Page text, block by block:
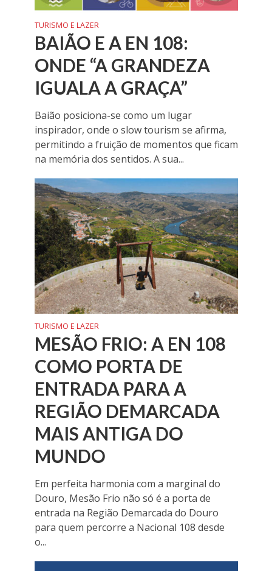
TURISMO E LAZER
BAIÃO E A EN 108:
ONDE “A GRANDEZA
IGUALA A GRAÇA”
Baião posiciona-se como um lugar
inspirador, onde o slow tourism se afirma,
permitindo a fruição de momentos que ficam
na memória dos sentidos. A sua...
TURISMO E LAZER
MESÃO FRIO: A EN 108
COMO PORTA DE
ENTRADA PARA A
REGIÃO DEMARCADA
MAIS ANTIGA DO
MUNDO
Em perfeita harmonia com a marginal do
Douro, Mesão Frio não só é a porta de
entrada na Região Demarcada do Douro
para quem percorre a Nacional 108 desde
o...